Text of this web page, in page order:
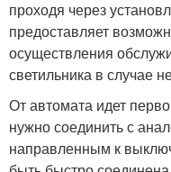
проходя через
предоставляет
осуществления
светильника в случае
От автомата идет
нужно соединить с
направленным к